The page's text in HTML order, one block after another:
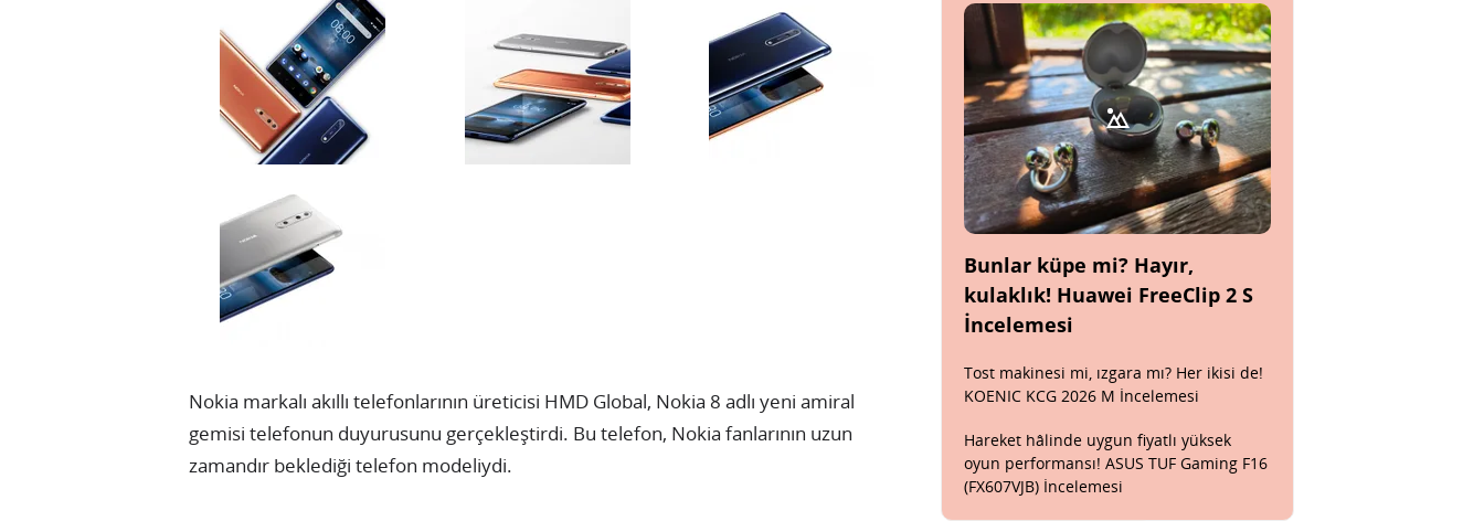
Nokia markalı akıllı telefonlarının üreticisi HMD Global, Nokia 8 adlı yeni amiral
gemisi telefonun duyurusunu gerçekleştirdi. Bu telefon, Nokia fanlarının uzun
zamandır beklediği telefon modeliydi.
Bunlar küpe mi? Hayır,
kulaklık! Huawei FreeClip 2 S
İncelemesi
Tost makinesi mi, ızgara mı? Her ikisi de!
KOENIC KCG 2026 M İncelemesi
Hareket hâlinde uygun fiyatlı yüksek
oyun performansı! ASUS TUF Gaming F16
(FX607VJB) İncelemesi